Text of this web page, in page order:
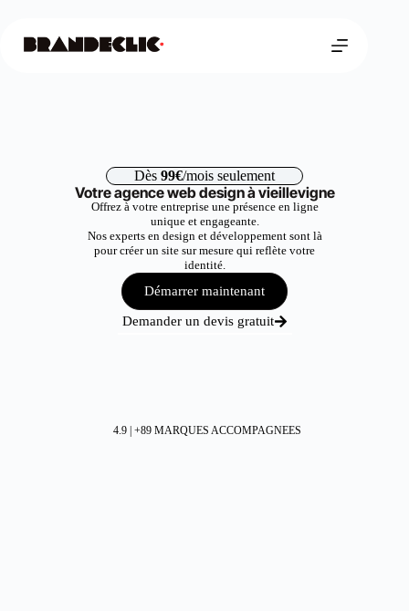
Dès 99€/mois seulement
Votre agence web design à vieillevigne
Offrez à votre entreprise une présence en ligne
unique et engageante.
Nos experts en design et développement sont là
pour créer un site sur mesure qui reflète votre
identité.
Démarrer maintenant
Demander un devis gratuit
4.9 | +89 MARQUES ACCOMPAGNEES